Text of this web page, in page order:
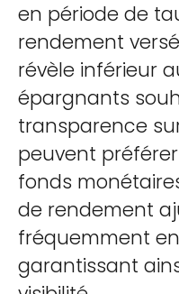
en période de
rendement
révèle inférieur
épargnants
transparence
peuvent
fonds
de rendement
fréquemment
garantissant